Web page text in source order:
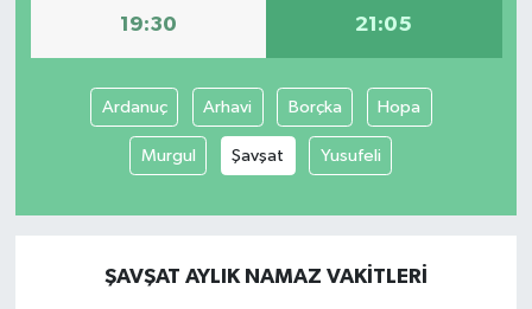
19:30 21:05
Ardanuç Arhavi Borçka Hopa
Murgul Şavşat Yusufeli
ŞAVŞAT AYLIK NAMAZ VAKITLERI
İvrindi
KENT GÜNDEMİ
Kepsut